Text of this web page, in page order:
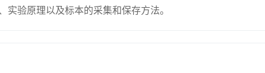
验原理以及标本的采集和保存方法。